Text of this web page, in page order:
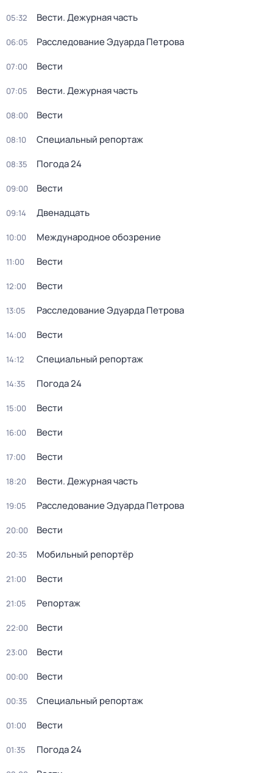
05:32 Вести. Дежурная часть
06:05 Расследование Эдуарда Петрова
07:00 Вести
07:05 Вести. Дежурная часть
08:00 Вести
08:10 Специальный репортаж
08:35 Погода 24
09:00 Вести
09:14 Двенадцать
10:00 Международное обозрение
11:00 Вести
12:00 Вести
13:05 Расследование Эдуарда Петрова
14:00 Вести
14:12 Специальный репортаж
14:35 Погода 24
15:00 Вести
16:00 Вести
17:00 Вести
18:20 Вести. Дежурная часть
19:05 Расследование Эдуарда Петрова
20:00 Вести
20:35 Мобильный репортёр
21:00 Вести
21:05 Репортаж
22:00 Вести
23:00 Вести
00:00 Вести
00:35 Специальный репортаж
01:00 Вести
01:35 Погода 24